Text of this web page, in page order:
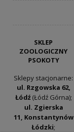
SKLEP
ZOOLOGICZNY
PSOKOTY
Sklepy stacjonarne:
ul. Rzgowska 62,
Łódź(Łódź Górna);
ul. Zgierska
11, Konstantynów
Łódzki;